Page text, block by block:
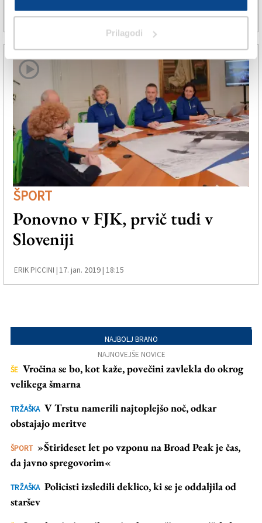
Prilagodi
SPLETNO UREDNIŠTVO |29. jun. 2019 | 17:37
ŠPORT
Ponovno v FJK, prvič tudi v
Sloveniji
ERIK PICCINI |17. jan. 2019 | 18:15
NAJBOLJ BRANO
NAJNOVEJŠE NOVICE
ŠE Vročina se bo, kot kaže, povečini zavlekla do okrog
velikega šmarna
TRŽAŠKA V Trstu namerili najtoplejšo noč, odkar
obstajajo meritve
ŠPORT »Štirideset let po vzponu na Broad Peak je čas,
da javno spregovorim«
TRŽAŠKA Policisti izsledili deklico, ki se je oddaljila od
staršev